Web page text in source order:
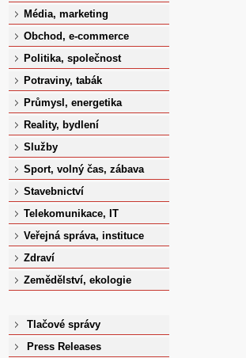
Média, marketing
Obchod, e-commerce
Politika, společnost
Potraviny, tabák
Průmysl, energetika
Reality, bydlení
Služby
Sport, volný čas, zábava
Stavebnictví
Telekomunikace, IT
Veřejná správa, instituce
Zdraví
Zemědělství, ekologie
Tlačové správy
Press Releases